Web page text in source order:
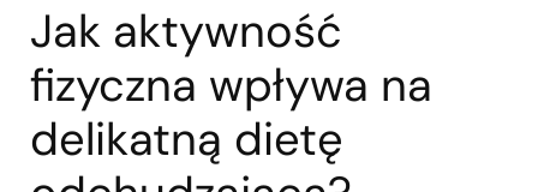
Jak aktywność
fizyczna wpływa na
delikatną dietę